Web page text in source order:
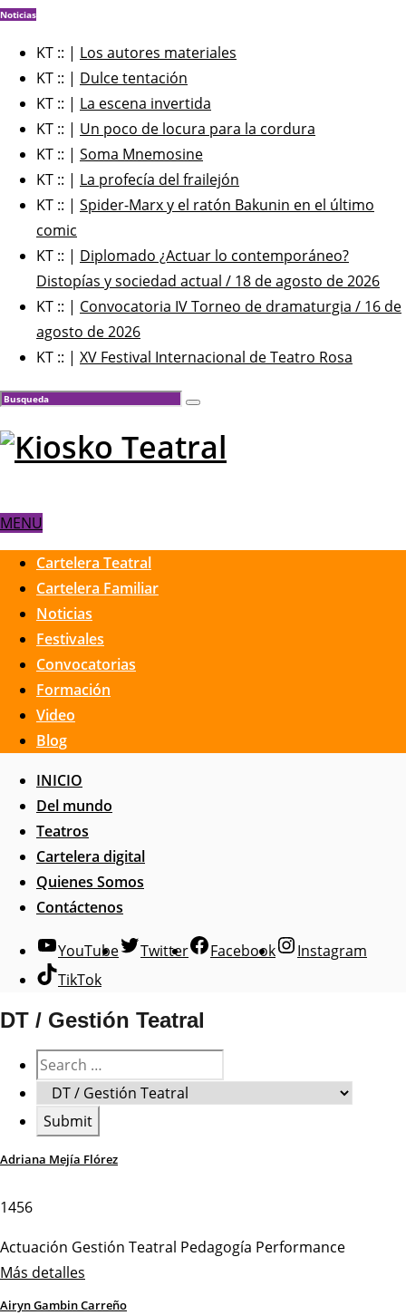
Noticias
KT :: | Los autores materiales
KT :: | Dulce tentación
KT :: | La escena invertida
KT :: | Un poco de locura para la cordura
KT :: | Soma Mnemosine
KT :: | La profecía del frailejón
KT :: | Spider-Marx y el ratón Bakunin en el último
comic
KT :: | Diplomado ¿Actuar lo contemporáneo?
Distopías y sociedad actual / 18 de agosto de 2026
KT :: | Convocatoria IV Torneo de dramaturgia / 16 de
agosto de 2026
KT :: | XV Festival Internacional de Teatro Rosa
MENU
Cartelera Teatral
Cartelera Familiar
Noticias
Festivales
Convocatorias
Formación
Video
Blog
INICIO
Del mundo
Teatros
Cartelera digital
Quienes Somos
Contáctenos
YouTube Twitter Facebook
Instagram
TikTok
DT / Gestión Teatral
Adriana Mejía Flórez
1456
Actuación Gestión Teatral Pedagogía Performance
Más detalles
Airyn Gambin Carreño